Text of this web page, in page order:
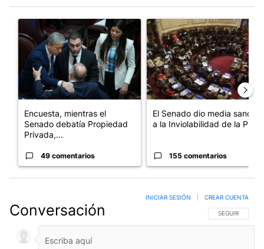
Un artículo de tendencia con el título "Encuesta, mientras el
Encuesta, mientras el
Senado debatía Propiedad
Privada,...
49 comentarios
Un artículo de tendencia con
El Senado dio media sanción
a la Inviolabilidad de la P...
155 comentarios
Conversación SIGA ESTA
SEGUIR
INICIAR SESIÓN CREAR CUENTA